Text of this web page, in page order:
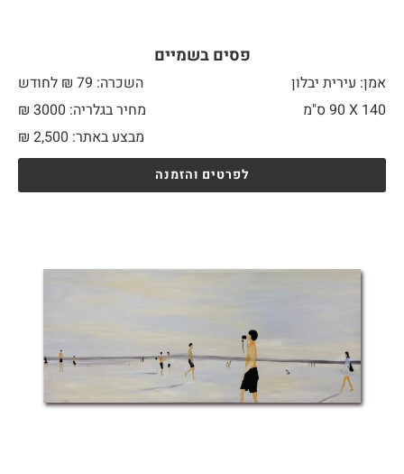
פסים בשמיים
אמן: עירית יבלון
השכרה: 79 ₪ לחודש
140 X
מחיר בגלריה: 3000 ₪
מבצע באתר:
₪ 2,500
לפרטים והזמנה